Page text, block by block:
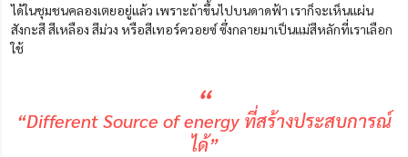
ได้ในชุมชนคลองเตยอยู่แล้ว เพราะถ้าขึ้นไปบนดาดฟ้า เราก็จะเห็นแผ่น
สังกะสี สีเหลือง สีม่วง หรือสีเทอร์ควอยซ์ ซึ่งกลายมาเป็นแม่สีหลักที่เราเลือก
ใช้
“
“Different Source of energy ที่สร้างประสบการณ์
ได้”